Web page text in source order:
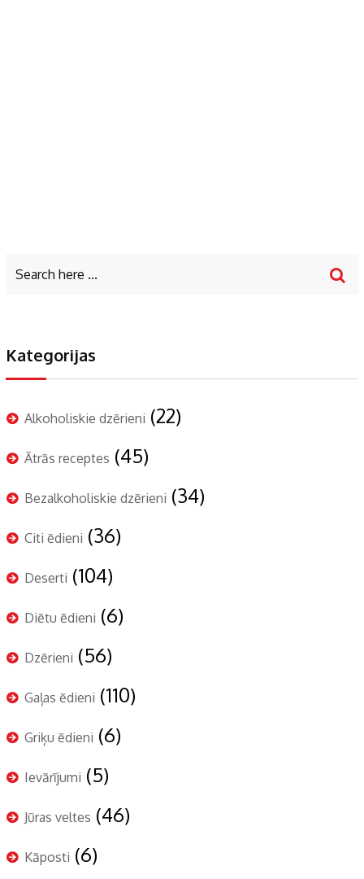
Kategorijas
Alkoholiskie dzērieni (22)
Ātrās receptes (45)
Bezalkoholiskie dzērieni (34)
Citi ēdieni (36)
Deserti (104)
Diētu ēdieni (6)
Dzērieni (56)
Gaļas ēdieni (110)
Griķu ēdieni (6)
Ievārījumi (5)
Jūras veltes (46)
Kāposti (6)